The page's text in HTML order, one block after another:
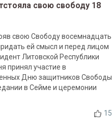
свою свободу 18
свою Свободу восемнадцать
ей смысл и перед лицом
Литовской Республики
принял участие в
Дню защитников Свободы
в Сейме и церемонии
15